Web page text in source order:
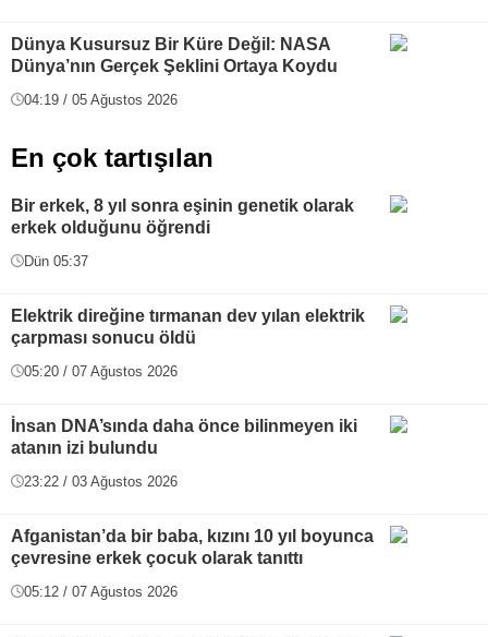
Dünya Kusursuz Bir Küre Değil: NASA
Dünya’nın Gerçek Şeklini Ortaya Koydu
04:19 / 05 Ağustos 2026
En çok tartışılan
Bir erkek, 8 yıl sonra eşinin genetik olarak
erkek olduğunu öğrendi
Dün 05:37
Elektrik direğine tırmanan dev yılan elektrik
çarpması sonucu öldü
05:20 / 07 Ağustos 2026
İnsan DNA’sında daha önce bilinmeyen iki
atanın izi bulundu
23:22 / 03 Ağustos 2026
Afganistan’da bir baba, kızını 10 yıl boyunca
çevresine erkek çocuk olarak tanıttı
05:12 / 07 Ağustos 2026